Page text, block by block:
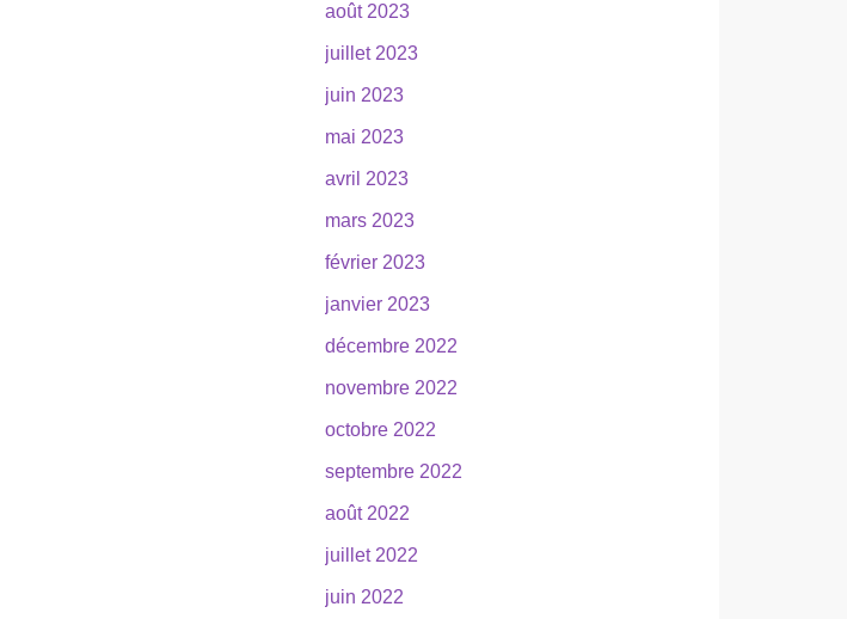
août 2023
juillet 2023
juin 2023
mai 2023
avril 2023
mars 2023
février 2023
janvier 2023
décembre 2022
novembre 2022
octobre 2022
septembre 2022
août 2022
juillet 2022
juin 2022